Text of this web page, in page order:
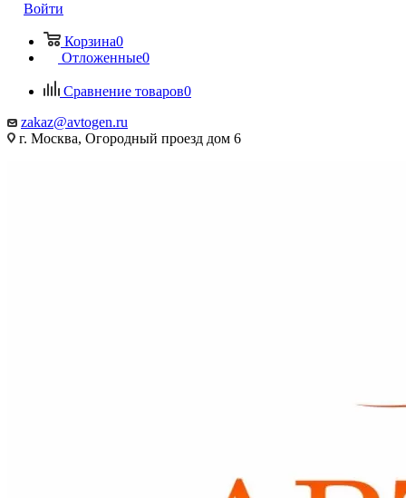
Войти
Корзина0
Отложенные0
Сравнение товаров0
zakaz@avtogen.ru
г. Москва, Огородный проезд дом 6